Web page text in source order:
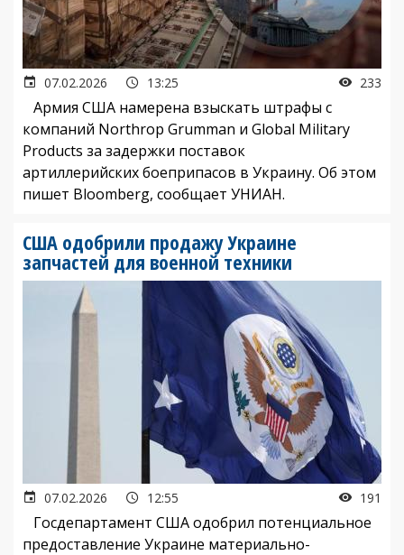
07.02.2026 13:25 233
Армия США намерена взыскать штрафы с
компаний Northrop Grumman и Global Military
Products за задержки поставок
артиллерийских боеприпасов в Украину. Об этом
пишет Bloomberg, сообщает УНИАН.
США одобрили продажу Украине
запчастей для военной техники
07.02.2026 12:55 191
Госдепартамент США одобрил потенциальное
предоставление Украине материально-